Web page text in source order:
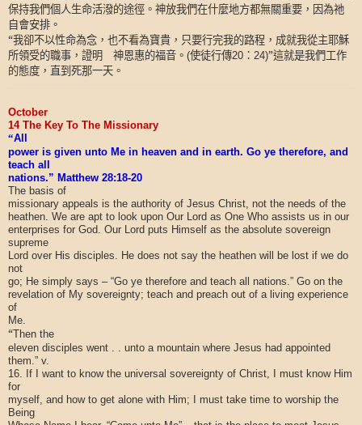
保持我們個人生命活潑的途徑。神放我們在什麼地方都無關重要，因為祂
自會安排。
“我卻不以性命為念，也不看為寶貴，只要行完我的路程，成就我從主耶穌
所領受的職事，證明 神恩惠的福音。 (使徒行傳20 ： 24)”這就是我們工作
的態度，直到死那一天。
October
14 The Key To The Missionary
“All
power is given unto Me in heaven and in earth. Go ye therefore, and
teach all
nations.” Matthew 28:18-20
The basis of
missionary appeals is the authority of Jesus Christ, not the needs of the
heathen. We are apt to look upon Our Lord as One Who assists us in our
enterprises for God. Our Lord puts Himself as the absolute sovereign
supreme
Lord over His disciples. He does not say the heathen will be lost if we do
not
go; He simply says – “Go ye therefore and teach all nations.” Go on the
revelation of My sovereignty; teach and preach out of a living experience
of
Me.
“Then the
eleven disciples went . . unto a mountain where Jesus had appointed
them.” v.
16. If I want to know the universal sovereignty of Christ, I must know Him
for
myself, and how to get alone with Him; I must take time to worship the
Being